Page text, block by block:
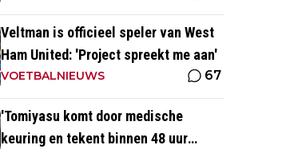
Veltman is officieel speler van West
Ham United: 'Project spreekt me aan'
VOETBALNIEUWS 67
'Tomiyasu komt door medische
keuring en tekent binnen 48 uur